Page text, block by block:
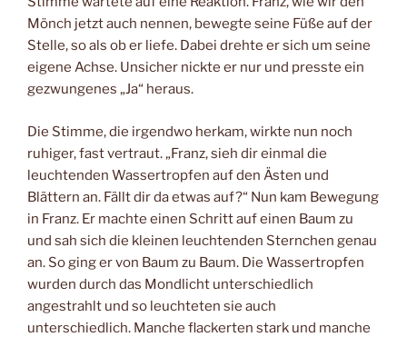
Mönch jetzt auch nennen, bewegte seine Füße auf der
Stelle, so als ob er liefe. Dabei drehte er sich um seine
eigene Achse. Unsicher nickte er nur und presste ein
gezwungenes „Ja“ heraus.
Die Stimme, die irgendwo herkam, wirkte nun noch
ruhiger, fast vertraut. „Franz, sieh dir einmal die
leuchtenden Wassertropfen auf den Ästen und
Blättern an. Fällt dir da etwas auf?“ Nun kam Bewegung
in Franz. Er machte einen Schritt auf einen Baum zu
und sah sich die kleinen leuchtenden Sternchen genau
an. So ging er von Baum zu Baum. Die Wassertropfen
wurden durch das Mondlicht unterschiedlich
angestrahlt und so leuchteten sie auch
unterschiedlich. Manche flackerten stark und manche